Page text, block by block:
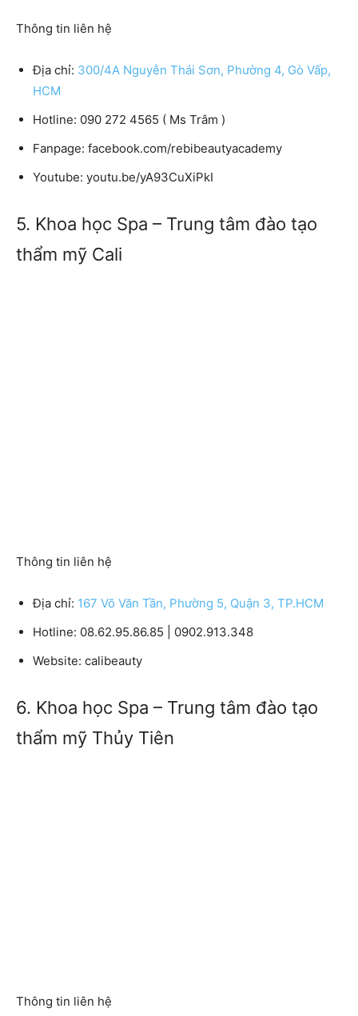
Thông tin liên hệ
Địa chỉ: 300/4A Nguyễn Thái Sơn, Phường 4, Gò Vấp,
HCM
Hotline: 090 272 4565 ( Ms Trâm )
Fanpage: facebook.com/rebibeautyacademy
Youtube: youtu.be/yA93CuXiPkI
5. Khoa học Spa – Trung tâm đào tạo
thẩm mỹ Cali
Thông tin liên hệ
Địa chỉ: 167 Võ Văn Tần, Phường 5, Quận 3, TP.HCM
Hotline: 08.62.95.86.85 | 0902.913.348
Website: calibeauty
6. Khoa học Spa – Trung tâm đào tạo
thẩm mỹ Thủy Tiên
Thông tin liên hệ